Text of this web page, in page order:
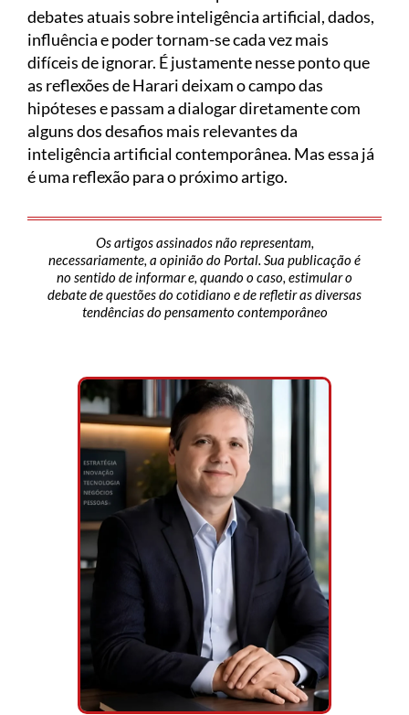
debates atuais sobre inteligência artificial, dados,
influência e poder tornam-se cada vez mais
difíceis de ignorar. É justamente nesse ponto que
as reflexões de Harari deixam o campo das
hipóteses e passam a dialogar diretamente com
alguns dos desafios mais relevantes da
inteligência artificial contemporânea. Mas essa já
é uma reflexão para o próximo artigo.
Os artigos assinados não representam,
necessariamente, a opinião do Portal. Sua publicação é
no sentido de informar e, quando o caso, estimular o
debate de questões do cotidiano e de refletir as diversas
tendências do pensamento contemporâneo